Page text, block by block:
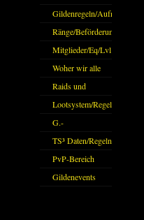
(DAW)
Gildenregeln/Aufnahme
Ränge/Beförderungen
Mitglieder/Eq/Lvl
Woher wir alle
kommen.
Raids und
Zubehör
Lootsystem/Regeln
G.-
Sparkasse/Goldleihen
TS³ Daten/Regeln
PvP-Bereich
Gildenevents